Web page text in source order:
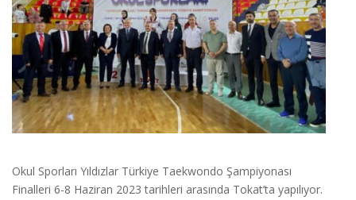
Okul Sporları Yıldızlar Türkiye Taekwondo Şampiyonası
Finalleri 6-8 Haziran 2023 tarihleri arasında Tokat’ta yapılıyor.